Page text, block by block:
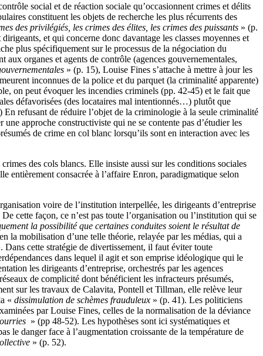
social et de réaction sociale qu’occasionnent crimes et délits
constituent les objets de recherche les plus récurrents des
des privilégiés, les crimes des élites, les crimes des puissants » (p.
et qui concerne donc davantage les classes moyennes et
plus spécifiquement sur le processus de la négociation du
aux organes et agents de contrôle (agences gouvernementales,
» (p. 15), Louise Fines s’attache à mettre à jour les
inconnues de la police et du parquet (la criminalité apparente)
on peut évoquer les incendies criminels (pp. 42-45) et le fait que
défavorisées (des locataires mal intentionnés…) plutôt que
En refusant de réduire l’objet de la criminologie à la seule criminalité
approche constructiviste qui ne se contente pas d’étudier les
de crime en col blanc lorsqu’ils sont en interaction avec les
des cols blancs. Elle insiste aussi sur les conditions sociales
entièrement consacrée à l’affaire Enron, paradigmatique selon
voire de l’institution interpellée, les dirigeants d’entreprise
cette façon, ce n’est pas toute l’organisation ou l’institution qui se
la possibilité que certaines conduites soient le résultat de
la mobilisation d’une telle théorie, relayée par les médias, qui a
Dans cette stratégie de divertissement, il faut éviter toute
dans lequel il agit et son emprise idéologique qui le
les dirigeants d’entreprise, orchestrés par les agences
de complicité dont bénéficient les infracteurs présumés,
sur les travaux de Calavita, Pontell et Tillman, elle relève leur
« dissimulation de schèmes frauduleux » (p. 41). Les politiciens
par Louise Fines, celles de la normalisation de la déviance
» (pp 48-52). Les hypothèses sont ici systématiques et
le danger face à l’augmentation croissante de la température de
» (p. 52).